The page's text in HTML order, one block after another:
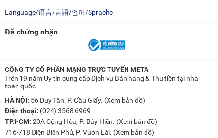
Language/语言/言語/언어/Sprache
Đã chứng nhận
CÔNG TY CỔ PHẦN MẠNG TRỰC TUYẾN META
Trên 19 năm Uy tín cung cấp Dịch vụ Bán hàng & Thu tiền tại nhà
toàn quốc
HÀ NỘI: 56 Duy Tân, P. Cầu Giấy. (Xem bản đồ)
Điện thoại: (024) 3568 6969
TP.HCM: 20A Cộng Hòa, P. Bảy Hiền. (Xem bản đồ)
716-718 Điện Biên Phủ, P. Vườn Lài. (Xem bản đồ)